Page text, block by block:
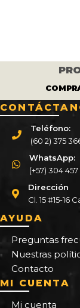
Teléfono:
(60 2) 375
WhatsApp:
(+57) 304 457
Dirección
Cl. 15 #15-16
AYUDA
Preguntas
Nuestras
Contacto
MI CUENTA
Mi cuenta